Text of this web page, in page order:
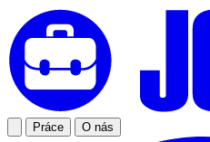
Práce O nás